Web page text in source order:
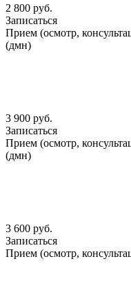
2 800 руб.
Записаться
Прием (осмотр,
(дмн)
3 900 руб.
Записаться
Прием (осмотр,
(дмн)
3 600 руб.
Записаться
Прием (осмотр,